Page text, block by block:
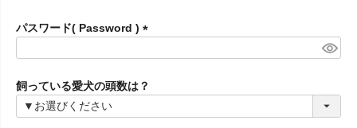
パスワード( Password )
須
)
飼っている愛犬の頭数は？